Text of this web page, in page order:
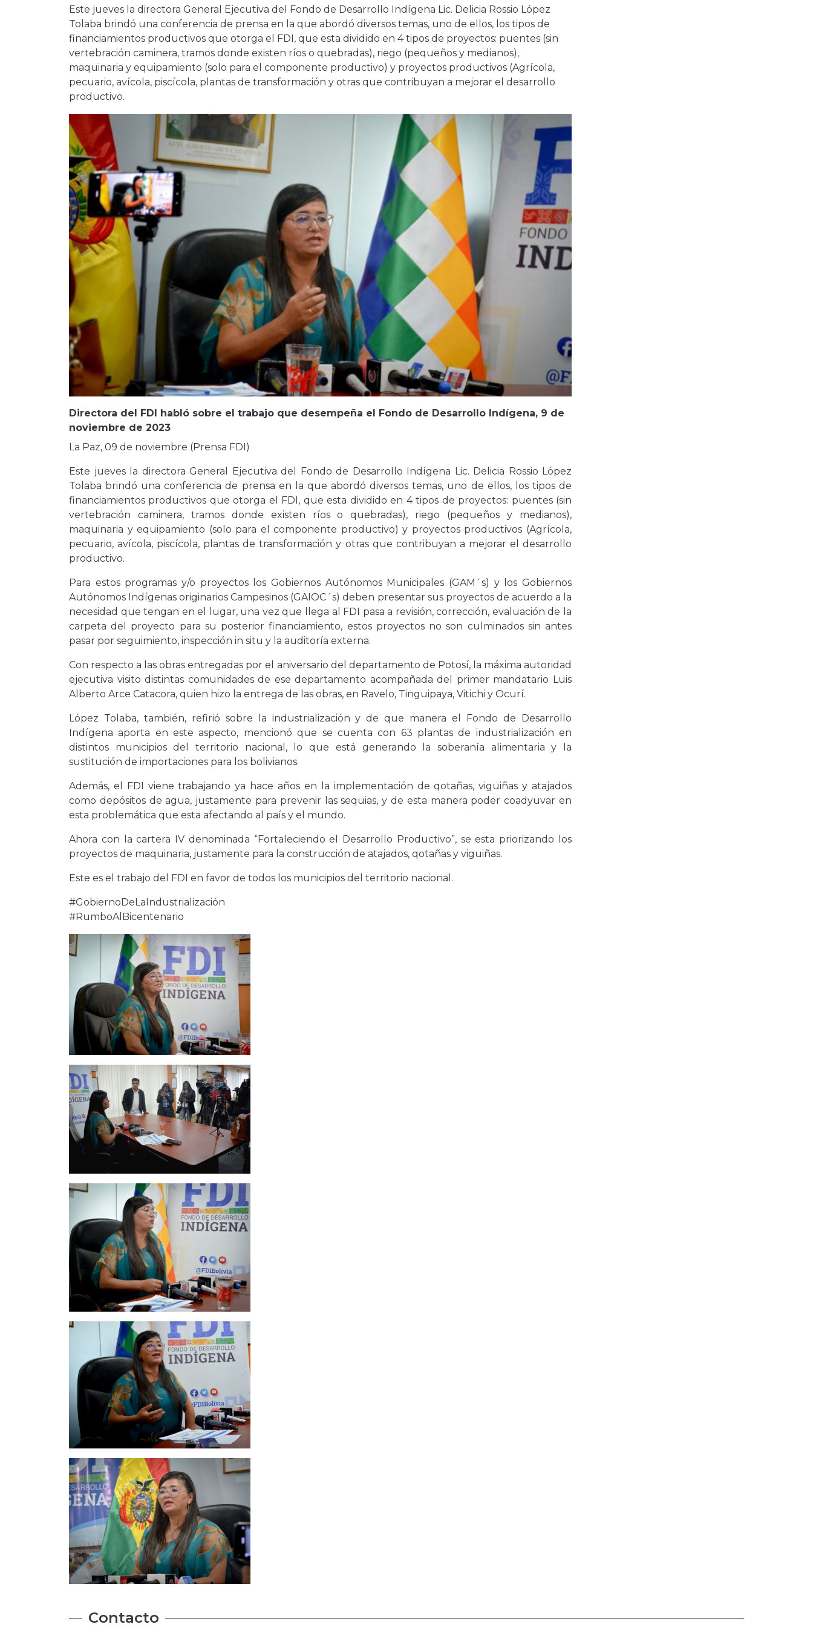
Este jueves la directora General Ejecutiva del Fondo de Desarrollo Indígena Lic. Delicia Rossio López
Tolaba brindó una conferencia de prensa en la que abordó diversos temas, uno de ellos, los tipos de
financiamientos productivos que otorga el FDI, que esta dividido en 4 tipos de proyectos: puentes (sin
vertebración caminera, tramos donde existen ríos o quebradas), riego (pequeños y medianos),
maquinaria y equipamiento (solo para el componente productivo) y proyectos productivos (Agrícola,
pecuario, avícola, piscícola, plantas de transformación y otras que contribuyan a mejorar el desarrollo
productivo.
Directora del FDI habló sobre el trabajo que desempeña el Fondo de Desarrollo Indígena, 9 de
noviembre de 2023
La Paz, 09 de noviembre (Prensa FDI)
Este jueves la directora General Ejecutiva del Fondo de Desarrollo Indígena Lic. Delicia Rossio López
Tolaba brindó una conferencia de prensa en la que abordó diversos temas, uno de ellos, los tipos de
financiamientos productivos que otorga el FDI, que esta dividido en 4 tipos de proyectos: puentes (sin
vertebración caminera, tramos donde existen ríos o quebradas), riego (pequeños y medianos),
maquinaria y equipamiento (solo para el componente productivo) y proyectos productivos (Agrícola,
pecuario, avícola, piscícola, plantas de transformación y otras que contribuyan a mejorar el desarrollo
productivo.
Para estos programas y/o proyectos los Gobiernos Autónomos Municipales (GAM´s) y los Gobiernos
Autónomos Indígenas originarios Campesinos (GAIOC´s) deben presentar sus proyectos de acuerdo a la
necesidad que tengan en el lugar, una vez que llega al FDI pasa a revisión, corrección, evaluación de la
carpeta del proyecto para su posterior financiamiento, estos proyectos no son culminados sin antes
pasar por seguimiento, inspección in situ y la auditoría externa.
Con respecto a las obras entregadas por el aniversario del departamento de Potosí, la máxima autoridad
ejecutiva visito distintas comunidades de ese departamento acompañada del primer mandatario Luis
Alberto Arce Catacora, quien hizo la entrega de las obras, en Ravelo, Tinguipaya, Vitichi y Ocurí.
López Tolaba, también, refirió sobre la industrialización y de que manera el Fondo de Desarrollo
Indígena aporta en este aspecto, mencionó que se cuenta con 63 plantas de industrialización en
distintos municipios del territorio nacional, lo que está generando la soberanía alimentaria y la
sustitución de importaciones para los bolivianos.
Además, el FDI viene trabajando ya hace años en la implementación de qotañas, viguiñas y atajados
como depósitos de agua, justamente para prevenir las sequias, y de esta manera poder coadyuvar en
esta problemática que esta afectando al país y el mundo.
Ahora con la cartera IV denominada “Fortaleciendo el Desarrollo Productivo”, se esta priorizando los
proyectos de maquinaria, justamente para la construcción de atajados, qotañas y viguiñas.
Este es el trabajo del FDI en favor de todos los municipios del territorio nacional.
#GobiernoDeLaIndustrialización
#RumboAlBicentenario
Contacto